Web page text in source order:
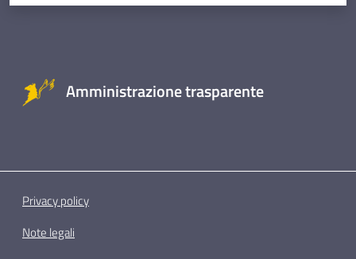
Amministrazione trasparente
Privacy policy
Note legali